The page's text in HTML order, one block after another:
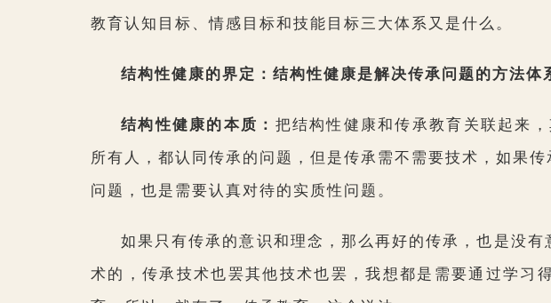
教育认知目标、情感目标和技能目标三大体系又是什么。
结构性健康的界定：结构性健康是解决传承问题的方法体
结构性健康的本质： 把结构性健康和传承教育关联起来
所有人，都认同传承的问题，但是传承需不需要技术，如果
问题，也是需要认真对待的实质性问题。
如果只有传承的意识和理念，那么再好的传承，也是没
术的，传承技术也罢其他技术也罢，我想都是需要通过学习